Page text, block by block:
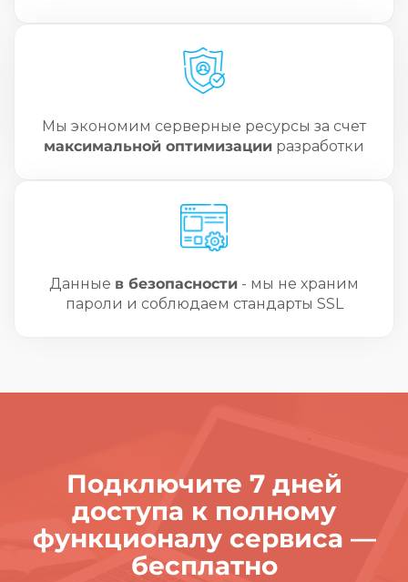
Мы экономим серверные ресурсы за счет
максимальной оптимизации разработки
Данные в безопасности - мы не храним
пароли и соблюдаем стандарты SSL
Подключите 7 дней
доступа к полному
функционалу сервиса —
бесплатно